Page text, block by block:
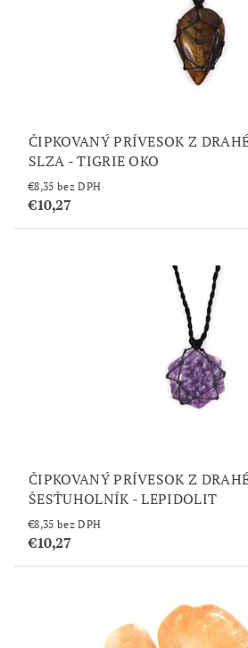
ČIPKOVANÝ PRÍVESOK Z
SLZA - TIGRIE OKO
€8,35 bez DPH
€10,27
ČIPKOVANÝ PRÍVESOK Z
ŠESŤUHOLNÍK - LEPIDOLIT
€8,35 bez DPH
€10,27